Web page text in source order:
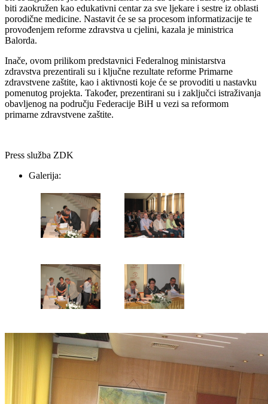
biti zaokružen kao edukativni centar za sve ljekare i sestre iz oblasti
porodične medicine. Nastavit će se sa procesom informatizacije te
provođenjem reforme zdravstva u cjelini, kazala je ministrica
Balorda.
Inače, ovom prilikom predstavnici Federalnog ministarstva
zdravstva prezentirali su i ključne rezultate reforme Primarne
zdravstvene zaštite, kao i aktivnosti koje će se provoditi u nastavku
pomenutog projekta. Također, prezentirani su i zaključci istraživanja
obavljenog na području Federacije BiH u vezi sa reformom
primarne zdravstvene zaštite.
Press služba ZDK
Galerija: